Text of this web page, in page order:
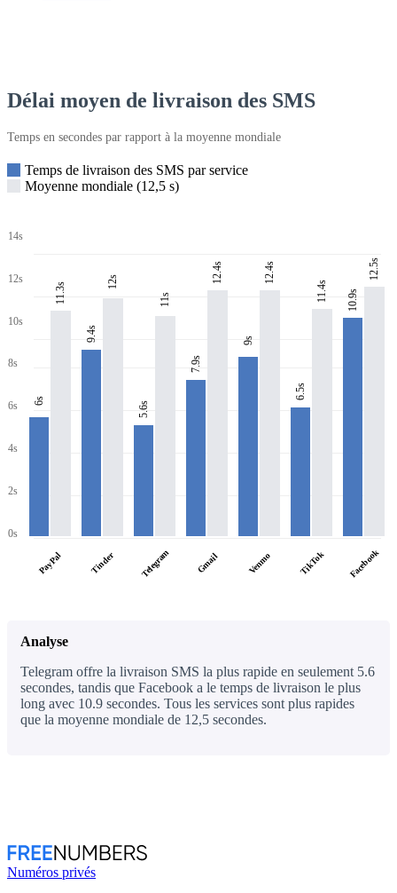
Délai moyen de livraison des SMS
Temps en secondes par rapport à la moyenne mondiale
Temps de livraison des SMS par service
Moyenne mondiale (12,5 s)
14s
12s
10s
8s
6s
4s
2s
0s
6s
11.3s
PayPal
9.4s
12s
Tinder
5.6s
11s
Telegram
7.9s
12.4s
Gmail
9s
12.4s
Venmo
6.5s
11.4s
TikTok
10.9s
12.5s
Facebook
Analyse
Telegram offre la livraison SMS la plus rapide en seulement 5.6
secondes, tandis que Facebook a le temps de livraison le plus
long avec 10.9 secondes. Tous les services sont plus rapides
que la moyenne mondiale de 12,5 secondes.
Numéros privés